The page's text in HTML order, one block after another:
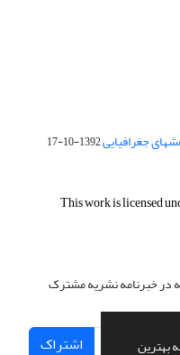
بهترین
1392-10-17
This work is licensed
در خبرنامه نشریه مشترک
اشتراک